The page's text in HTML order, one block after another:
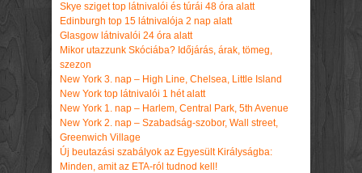
Skye sziget top látnivalói és túrái 48 óra alatt
Edinburgh top 15 látnivalója 2 nap alatt
Glasgow látnivalói 24 óra alatt
Mikor utazzunk Skóciába? Időjárás, árak, tömeg,
szezon
New York 3. nap – High Line, Chelsea, Little Island
New York top látnivalói 1 hét alatt
New York 1. nap – Harlem, Central Park, 5th Avenue
New York 2. nap – Szabadság-szobor, Wall street,
Greenwich Village
Új beutazási szabályok az Egyesült Királyságba:
Minden, amit az ETA-ról tudnod kell!